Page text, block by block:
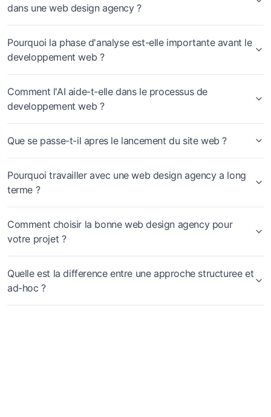
dans une web design agency ?
Pourquoi la phase d'analyse est-elle importante avant le
developpement web ?
Comment l'AI aide-t-elle dans le processus de
developpement web ?
Que se passe-t-il apres le lancement du site web ?
Pourquoi travailler avec une web design agency a long
terme ?
Comment choisir la bonne web design agency pour
votre projet ?
Quelle est la difference entre une approche structuree et
ad-hoc ?